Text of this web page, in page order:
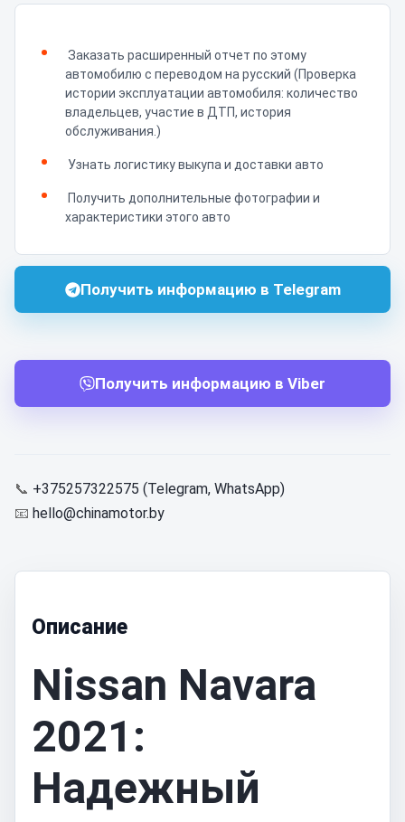
Заказать расширенный отчет по этому
автомобилю с переводом на русский (Проверка
истории эксплуатации автомобиля: количество
владельцев, участие в ДТП, история
обслуживания.)
Узнать логистику выкупа и доставки авто
Получить дополнительные фотографии и
характеристики этого авто
Получить информацию в Telegram
Получить информацию в Viber
📞 +375257322575 (Telegram, WhatsApp)
📧 hello@chinamotor.by
Описание
Nissan Navara
2021:
Надежный